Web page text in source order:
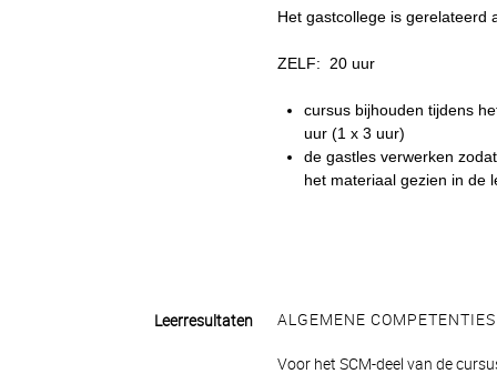
Het gastcollege is gerelateerd
ZELF: 20 uur
cursus bijhouden tijdens
uur (1 x 3 uur)
de gastles verwerken
het materiaal gezien in de
Leerresultaten ALGEMENE COMPETENTIES
Voor het SCM-deel van de